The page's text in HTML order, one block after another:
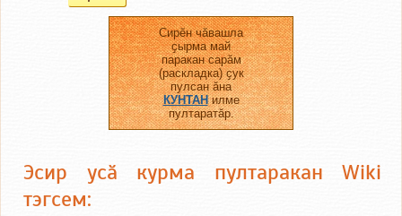
Сирӗн чӑвашла
ҫырма май
паракан сарӑм
(раскладка) ҫук
пулсан ӑна
КУНТАНилме
пултаратӑр.
Эсир усӑ курма пултаракан Wiki
тэгсем: